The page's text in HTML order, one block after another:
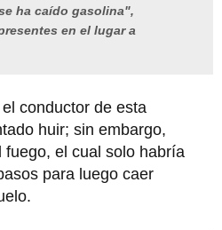
ha caído gasolina",
en el lugar a
conductor de esta
huir; sin embargo,
el cual solo habría
para luego caer